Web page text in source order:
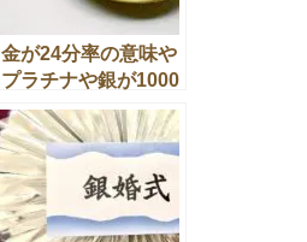
金が24分率の意味や
プラチナや銀が1000
分率で表示される理
由